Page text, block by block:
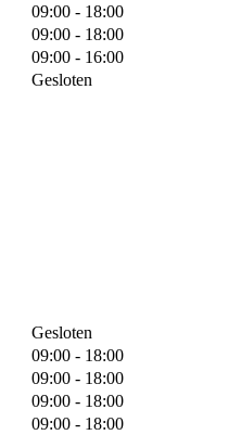
09:00 - 18:00
09:00 - 18:00
09:00 - 16:00
Gesloten
Gesloten
09:00 - 18:00
09:00 - 18:00
09:00 - 18:00
09:00 - 18:00